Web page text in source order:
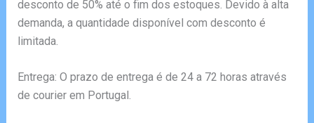
desconto de 50% até o fim dos estoques. Devido à alta
demanda, a quantidade disponível com desconto é
limitada.
Entrega: O prazo de entrega é de 24 a 72 horas através
de courier em Portugal.